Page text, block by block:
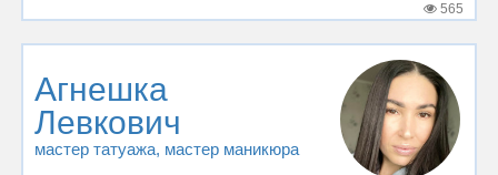
565
Агнешка
Левкович
мастер татуажа, мастер маникюра